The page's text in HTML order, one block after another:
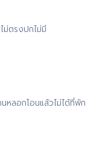
ม่ตรงปกไม่มี
หลอกโอนแล้วไม่ได้ที่พัก